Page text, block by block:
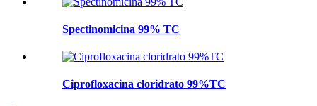
Spectinomicina 99% TC
Ciprofloxacina cloridrato 99%TC